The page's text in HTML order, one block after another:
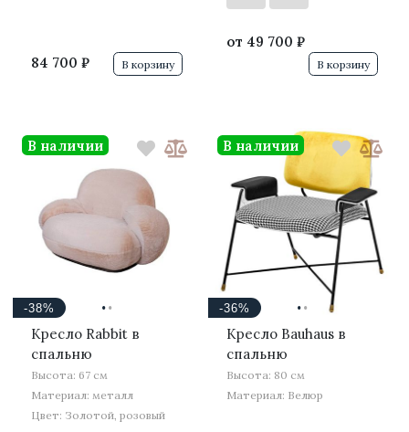
84 700 ₽ В корзину
от 49 700 ₽
В корзину
··
-38%
Кресло Rabbit в
спальню
Высота: 67 см
Материал: металл
Цвет: Золотой, розовый
В наличии
··
-36%
Кресло Bauhaus в
спальню
Высота: 80 см
Материал: Велюр
В наличии